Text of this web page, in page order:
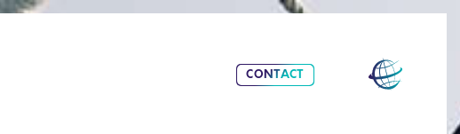
CONTACT